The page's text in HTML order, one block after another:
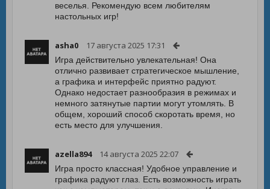
веселья. Рекомендую всем любителям
настольных игр!
asha0 17 августа 2025 17:31
Игра действительно увлекательная! Она
отлично развивает стратегическое мышление,
а графика и интерфейс приятно радуют.
Однако недостает разнообразия в режимах и
немного затянутые партии могут утомлять. В
общем, хороший способ скоротать время, но
есть место для улучшения.
azella894 14 августа 2025 22:07
Игра просто классная! Удобное управление и
графика радуют глаз. Есть возможность играть